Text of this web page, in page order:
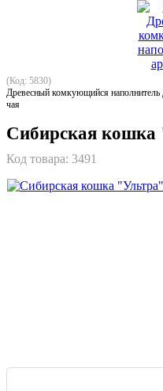
(Код: 5830)
Древесный комкующийся наполнитель
чая
Сибирская кошка
Код товара: 3491